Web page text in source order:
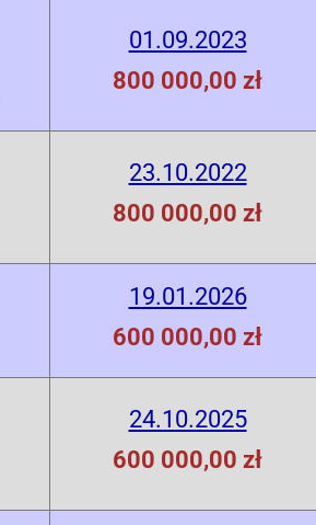
01.09.2023
800 000,00 zł
23.10.2022
800 000,00 zł
19.01.2026
600 000,00 zł
24.10.2025
600 000,00 zł